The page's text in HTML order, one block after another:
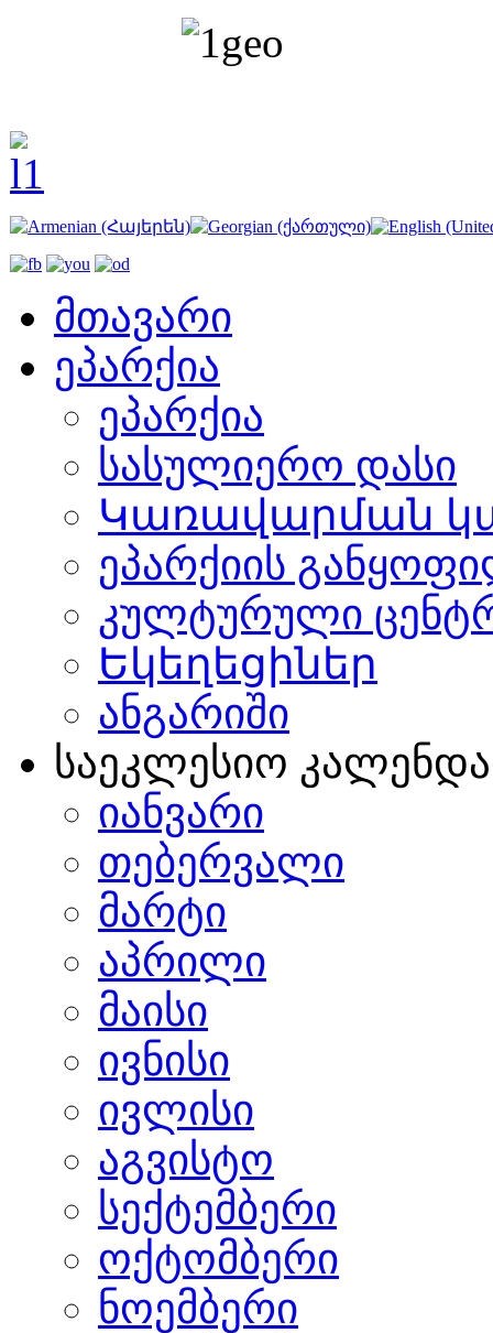
მთავარი
ეპარქია
ეპარქია
სასულიერო დასი
Կառավարման
ეპარქიის
კულტურული
Եկեղեցիներ
ანგარიში
საეკლესიო
იანვარი
თებერვალი
მარტი
აპრილი
მაისი
ივნისი
ივლისი
აგვისტო
სექტემბერი
ოქტომბერი
ნოემბერი